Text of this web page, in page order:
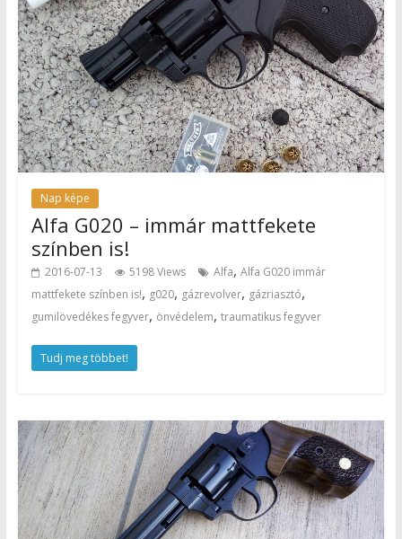
Nap képe
Alfa G020 – immár mattfekete
színben is!
2016-07-13 5198 Views Alfa, Alfa G020 immár
mattfekete színben is!, g020, gázrevolver, gázriasztó,
gumilövedékes fegyver, önvédelem, traumatikus fegyver
Tudj meg többet!